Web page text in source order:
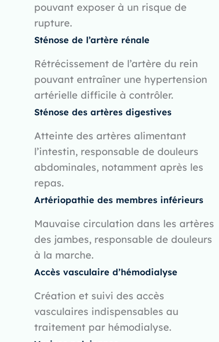
pouvant exposer à un risque de
rupture.
Sténose de l’artère rénale
Rétrécissement de l’artère du rein
pouvant entraîner une hypertension
artérielle difficile à contrôler.
Sténose des artères digestives
Atteinte des artères alimentant
l’intestin, responsable de douleurs
abdominales, notamment après les
repas.
Artériopathie des membres inférieurs
Mauvaise circulation dans les artères
des jambes, responsable de douleurs
à la marche.
Accès vasculaire d’hémodialyse
Création et suivi des accès
vasculaires indispensables au
traitement par hémodialyse.